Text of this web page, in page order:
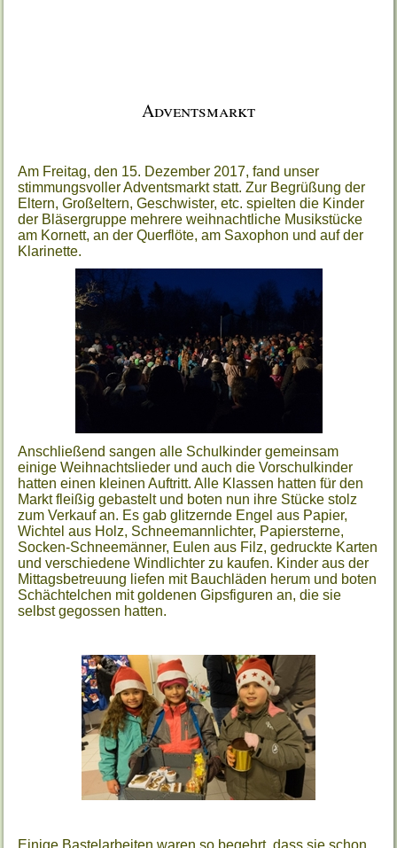
Adventsmarkt
Am Freitag, den 15. Dezember 2017, fand unser
stimmungsvoller Adventsmarkt statt. Zur Begrüßung der
Eltern, Großeltern, Geschwister, etc. spielten die Kinder
der Bläsergruppe mehrere weihnachtliche Musikstücke
am Kornett, an der Querflöte, am Saxophon und auf der
Klarinette.
Anschließend sangen alle Schulkinder gemeinsam
einige Weihnachtslieder und auch die Vorschulkinder
hatten einen kleinen Auftritt. Alle Klassen hatten für den
Markt fleißig gebastelt und boten nun ihre Stücke stolz
zum Verkauf an. Es gab glitzernde Engel aus Papier,
Wichtel aus Holz, Schneemannlichter, Papiersterne,
Socken-Schneemänner, Eulen aus Filz, gedruckte Karten
und verschiedene Windlichter zu kaufen. Kinder aus der
Mittagsbetreuung liefen mit Bauchläden herum und boten
Schächtelchen mit goldenen Gipsfiguren an, die sie
selbst gegossen hatten.